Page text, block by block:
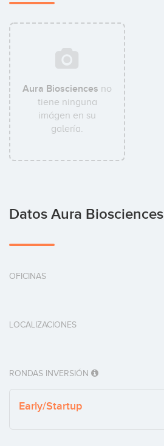
Aura Biosciences no
tiene ninguna
imágen en su
galería.
Datos Aura Biosciences
OFICINAS
LOCALIZACIONES
RONDAS INVERSIÓN
Early/Startup